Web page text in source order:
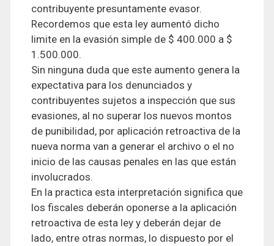
contribuyente presuntamente evasor.
Recordemos que esta ley aumentó dicho
limite en la evasión simple de $ 400.000 a $
1.500.000.
Sin ninguna duda que este aumento genera la
expectativa para los denunciados y
contribuyentes sujetos a inspección que sus
evasiones, al no superar los nuevos montos
de punibilidad, por aplicación retroactiva de la
nueva norma van a generar el archivo o el no
inicio de las causas penales en las que están
involucrados.
En la practica esta interpretación significa que
los fiscales deberán oponerse a la aplicación
retroactiva de esta ley y deberán dejar de
lado, entre otras normas, lo dispuesto por el